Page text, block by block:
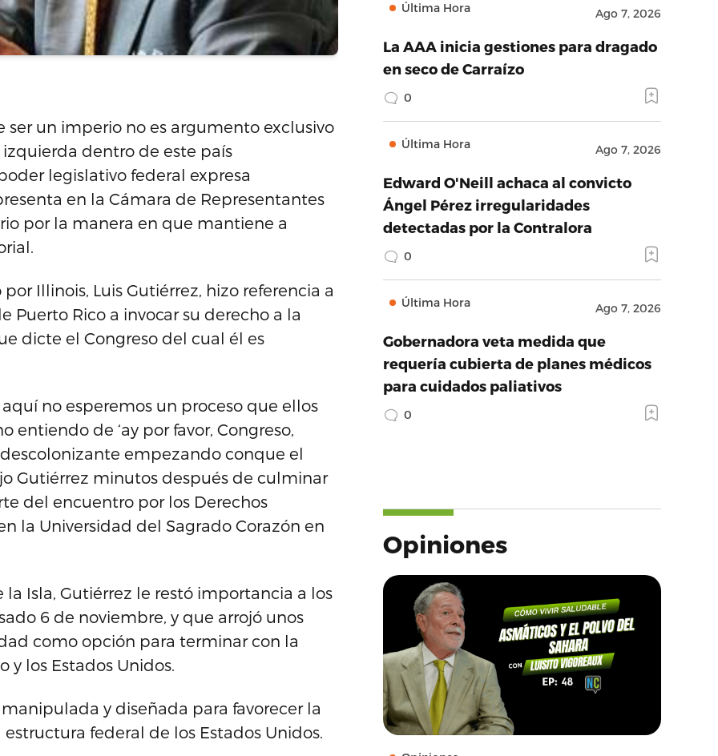
ser un imperio no es argumento exclusivo
dentro de este país
legislativo federal expresa
en la Cámara de Representantes
por la manera en que mantiene a
Illinois, Luis Gutiérrez, hizo referencia a
Rico a invocar su derecho a la
dicte el Congreso del cual él es
no esperemos un proceso que ellos
entiendo de ‘ay por favor, Congreso,
empezando conque el
Gutiérrez minutos después de culminar
del encuentro por los Derechos
la Universidad del Sagrado Corazón en
Isla, Gutiérrez le restó importancia a los
6 de noviembre, y que arrojó unos
como opción para terminar con la
los Estados Unidos.
y diseñada para favorecer la
federal de los Estados Unidos.
Última Hora Ago 7, 2026
La AAA inicia gestiones para dragado
en seco de Carraízo
0
Última Hora Ago 7, 2026
Edward O'Neill achaca al convicto
Ángel Pérez irregularidades
detectadas por la Contralora
0
Última Hora Ago 7, 2026
Gobernadora veta medida que
requería cubierta de planes médicos
para cuidados paliativos
0
Opiniones